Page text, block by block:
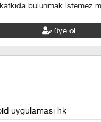
katkıda bulunmak istemez
üye ol
uygulaması hk